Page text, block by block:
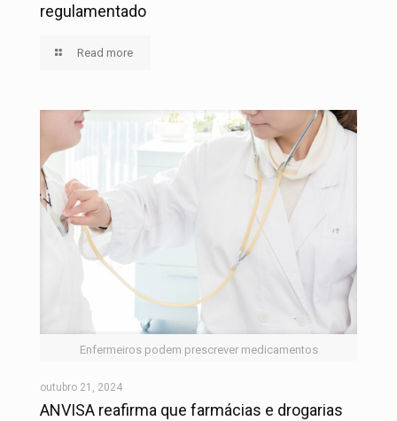
regulamentado
Read more
Enfermeiros podem prescrever medicamentos
outubro 21, 2024
ANVISA reafirma que farmácias e drogarias